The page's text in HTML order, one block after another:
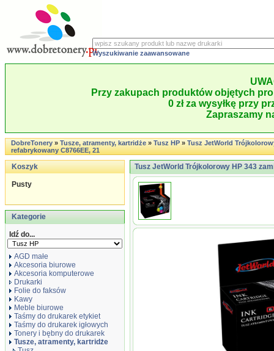
Wyszukiwanie zaawansowane
Przy zakupach produktów objętych
0 zł za wysyłkę przy
Zapraszamy
DobreTonery»Tusze, atramenty, kartridże»Tusz HP»Tusz JetWorld
refabrykowany C8766EE, 21
Koszyk
Pusty
Kategorie
Idź do...
AGD małe
Akcesoria biurowe
Akcesoria komputerowe
Drukarki
Folie do faksów
Kawy
Meble biurowe
Taśmy do drukarek etykiet
Taśmy do drukarek igłowych
Tonery i bębny do drukarek
Tusze, atramenty, kartridże
Tusz JetWorld Trójkolorowy HP 343